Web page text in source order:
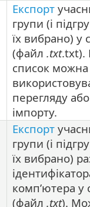
Експорт
групи (і
їх вибрано) у
(файл .txt.txt).
список можна
перегляду або
імпорту.
Експорт
групи (і
їх вибрано)
комп’ютера у
(файл .txt).